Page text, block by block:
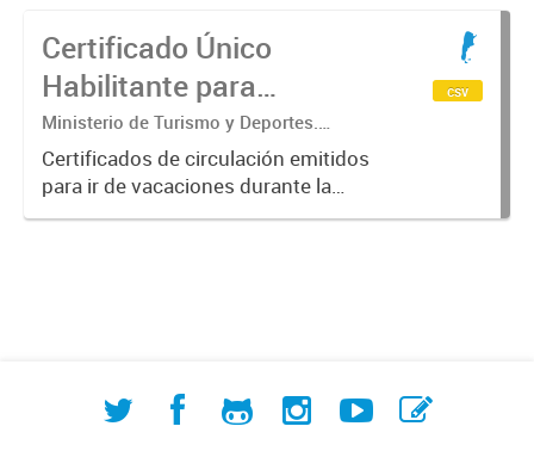
Certificado Único
Habilitante para
Circulación (CUHC) -
VERANO
Ministerio de Turismo y Deportes.
Subsecretaría de Desarrollo Estratégico.
Dirección Nacional de Mercados y
Estadística
Certificados de circulación emitidos
para ir de vacaciones durante la
emergencia sanitaria
csv